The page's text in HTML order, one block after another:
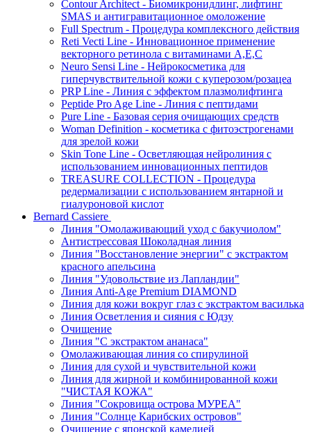
Contour Architect - Биомикронидлинг, лифтинг
SMAS и антигравитационное омоложение
Full Spectrum - Процедура комплексного действия
Reti Vecti Line - Инновационное применение
векторного ретинола с витаминами A,Е,С
Neuro Sensi Line - Нейрокосметика для
гиперчувствительной кожи с куперозом/розацеа
PRP Line - Линия с эффектом плазмолифтинга
Peptide Pro Age Line - Линия с пептидами
Pure Line - Базовая серия очищающих средств
Woman Definition - косметика с фитоэстрогенами
для зрелой кожи
Skin Tone Line - Осветляющая нейролиния с
использованием инновационных пептидов
TREASURE COLLECTION - Процедура
редермализации с использованием янтарной и
гиалуроновой кислот
Bernard Cassiere
Линия "Омолаживающий уход с бакучиолом"
Антистрессовая Шоколадная линия
Линия "Восстановление энергии" с экстрактом
красного апельсина
Линия "Удовольствие из Лапландии"
Линия Anti-Age Premium DIAMOND
Линия для кожи вокруг глаз с экстрактом василька
Линия Осветления и сияния с Юдзу
Очищение
Линия "С экстрактом ананаса"
Омолаживающая линия со спирулиной
Линия для сухой и чувствительной кожи
Линия для жирной и комбинированной кожи
"ЧИСТАЯ КОЖА"
Линия "Сокровища острова МУРЕА"
Линия "Солнце Карибских островов"
Очищение с японской камелией